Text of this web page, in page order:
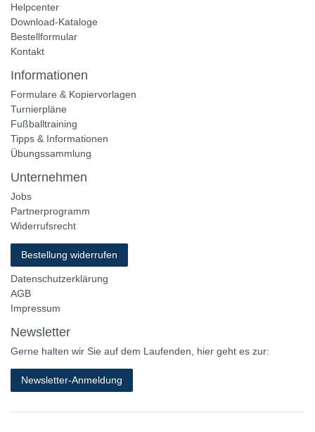
Helpcenter
Download-Kataloge
Bestellformular
Kontakt
Informationen
Formulare & Kopiervorlagen
Turnierpläne
Fußballtraining
Tipps & Informationen
Übungssammlung
Unternehmen
Jobs
Partnerprogramm
Widerrufsrecht
Bestellung widerrufen
Datenschutzerklärung
AGB
Impressum
Newsletter
Gerne halten wir Sie auf dem Laufenden, hier geht es zur:
Newsletter-Anmeldung